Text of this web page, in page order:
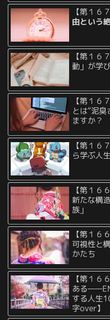
【第１６
由という
【第１６
動」が学
【第１６
とは“泥
ますか？
【第１６
ら学ぶ人
【第１６
新たな構
族」
【第１６
可視性と
かたち
【第１６
ある
する人生
字over】